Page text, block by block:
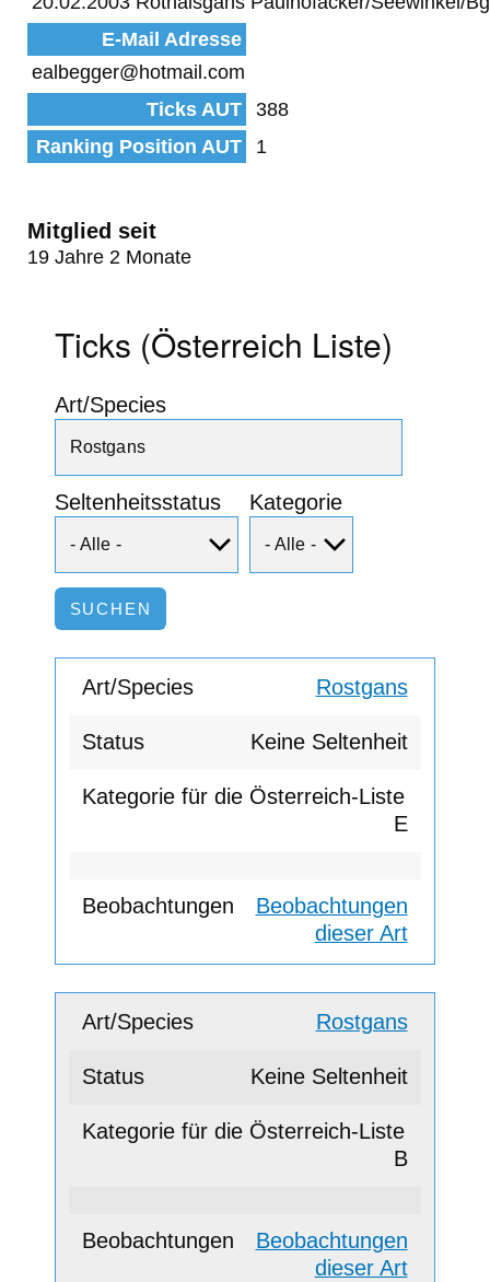
E-Mail Adresse
ealbegger@hotmail.com
Ticks AUT
388
Ranking Position AUT
1
Mitglied seit
19 Jahre 2 Monate
Ticks (Österreich Liste)
Art/Species
Seltenheitsstatus Kategorie
Rostgans
Keine Seltenheit
E
Beobachtungen
dieser Art
Rostgans
Keine Seltenheit
B
Beobachtungen
dieser Art